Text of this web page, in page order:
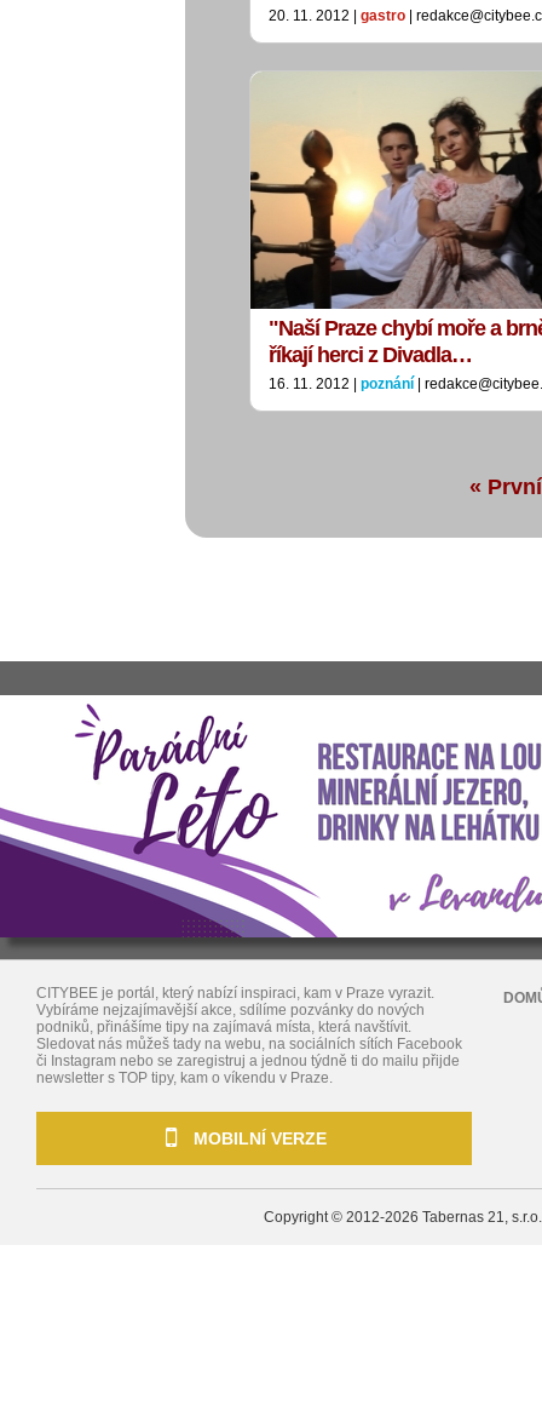
20. 11. 2012 | gastro |
"Naší Praze chybí moře a
říkají herci z Divadla…
16. 11. 2012 | poznání |
« První
CITYBEE je portál, který nabízí inspiraci, kam v Praze vyrazit.
Vybíráme nejzajímavější akce, sdílíme pozvánky do nových
podniků, přinášíme tipy na zajímavá místa, která navštívit.
Sledovat nás můžeš tady na webu, na sociálních sítích Facebook
či Instagram nebo se zaregistruj a jednou týdně ti do mailu přijde
newsletter s TOP tipy, kam o víkendu v Praze.
MOBILNÍ VERZE
Copyright © 2012-2026 Tabernas 21, s.r.o.